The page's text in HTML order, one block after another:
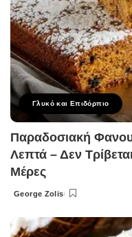
Γλυκό και Επιδόρπιο
Παραδοσιακή
Λεπτά – Δεν
Μέρες
Posted
George Zolis